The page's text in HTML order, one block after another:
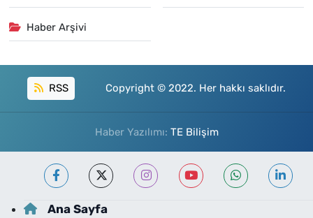
Haber Arşivi
RSS Copyright © 2022. Her hakkı saklıdır.
Haber Yazılımı: TE Bilişim
Ana Sayfa